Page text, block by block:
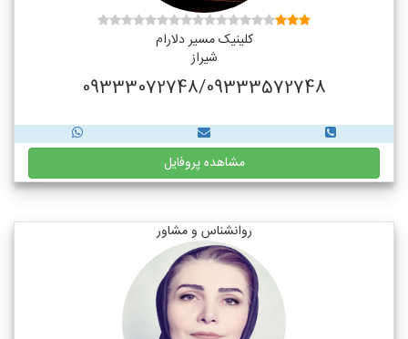
کلینیک مسیر دلارام
شیراز
09333072748/09333572748
مشاهده پروفایل
روانشناس و مشاور